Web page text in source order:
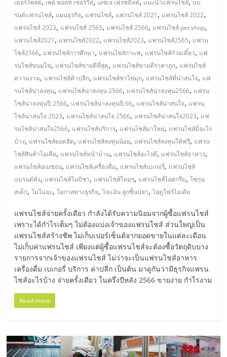
ไชส์,
ที่
ปรึกษา
แฟ
รน
ไชส์,
รวม
แฟ
รน
ไชส์
ขาย
แฟ
เตอร์โพสต์ เพย์ พอยท์ เซอร์วิส เอชเจ เฟรชมิลค์ แนะนำแฟรนไชส์ แบ
รนด์แฟรนไชส์, แผนธุรกิจ, แฟรนไชส์, แฟรนไชส์ 2021, แฟรนไชส์ 2022,
แฟรนไชส์ 2023, แฟรนไชส์ 2565, แฟรนไชส์ 2566, แฟรนไชส์ pet shop,
แฟรนไชส์2021, แฟรนไชส์2022, แฟรนไชส์2023, แฟรนไชส์2565, แฟรน
ไชส์2566, แฟรนไชส์การศึกษา, แฟรนไชส์กาแฟ, แฟรนไชส์ก๋วยเตี๋ยว, แฟ
รนไชส์ขนมไข่, แฟรนไชส์ขายดีที่สุด, แฟรนไชส์ขายดีราคาถูก, แฟรนไชส์
ความงาม, แฟรนไชส์ค้าปลีก, แฟรนไชส์ชาไข่มุก, แฟรนไชส์ที่น่าสนใจ, แฟ
รนไชส์น่าลงทุน, แฟรนไชส์น่าลงทุน 2566, แฟรนไชส์น่าลงทุน2566, แฟรน
ไชส์น่าลงทุนปี 2566, แฟรนไชส์น่าลงทุนปี 66, แฟรนไชส์น่าสนใจ, แฟรน
ไชส์น่าสนใจ 2023, แฟรนไชส์น่าสนใจ 2566, แฟรนไชส์น่าสนใจ2023, แฟ
รนไชส์น่าสนใจ2566, แฟรนไชส์บริการ, แฟรนไชส์มาใหม่, แฟรนไชส์มีอะไร
บ้าง, แฟรนไชส์ยอดฮิต, แฟรนไชส์ลงทุนน้อย, แฟรนไชส์ลงทุนให้ฟรี, แฟรน
ไชส์สินค้าไอเดีย, แฟรนไชส์หน้าบ้าน, แฟรนไชส์อะไรดี, แฟรนไชส์อาหาร,
แฟรนไชส์อเมซอน, แฟรนไชส์เครื่องดื่ม, แฟรนไชส์เบเกอรี่, แฟรนไชส์
แบรนด์ดัง, แฟรนไชส์โนบิชา, แฟรนไชส์ใหม่ๆ, แฟรนไชส์ไอศกรีม,โชกุน
สเต็ก,โมโม่ฉะ,โอกาสทางธุรกิจ,ไจแอ้น ลูกชิ้นปลา,ไอดูโฟร์ไอเดีย
แฟรนไชส์จ่ายครั้งเดียว กำลังได้รับความนิยมจากผู้ซื้อแฟรนไชส์
เพราะได้กำไรเต็มๆ ไม่ต้องแบ่งเจ้าของแฟรนไชส์ ส่วนใหญ่เป็น
แฟรนไชส์สร้างชีพ ไม่เก็บเปอร์เซ็นต์จากยอดขายในแต่ละเดือน
ไม่เก็บค่าแฟรนไชส์ เพียงแต่ผู้ซื้อแฟรนไชส์จะต้องซื้อวัตถุดิบบาง
รายการจากเจ้าของแฟรนไชส์ ไม่ว่าจะเป็นแฟรนไชส์อาหาร
เครื่องดื่ม เบเกอรี่ บริการ ค่าปลีก เป็นต้น มาดูกันว่ามีธุรกิจแฟรน
ไชส์อะไรบ้าง จ่ายครั้งเดียว ในครึ่งปีหลัง 2566 ขายง่าย กำไรงาม
Read more